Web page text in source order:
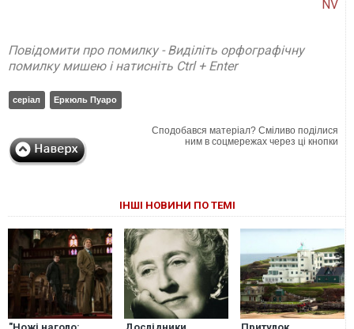
NV
Повідомити про помилку - Виділіть орфографічну
помилку мишею і натисніть Ctrl + Enter
серіал Еркюль Пуаро
Сподобався матеріал? Сміливо поділися
ним в соцмережах через ці кнопки
ІНШІ НОВИНИ ПО ТЕМІ